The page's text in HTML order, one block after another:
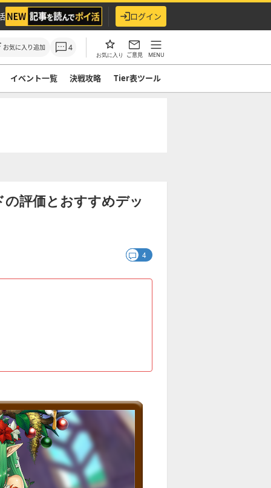
ログイン
お気に入り追加 4
お気に入り ご意見 MENU
イベント一覧 決戦攻略 Tier表ツール
評価とおすすめデッ
4